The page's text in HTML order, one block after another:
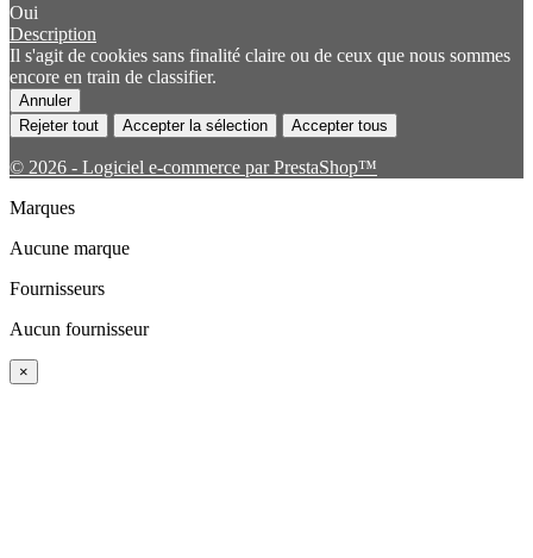
Oui
Description
Il s'agit de cookies sans finalité claire ou de ceux que nous sommes
encore en train de classifier.
Annuler
Rejeter tout
Accepter la sélection Accepter tous
© 2026 - Logiciel e-commerce par PrestaShop™
Marques
Aucune marque
Fournisseurs
Aucun fournisseur
×